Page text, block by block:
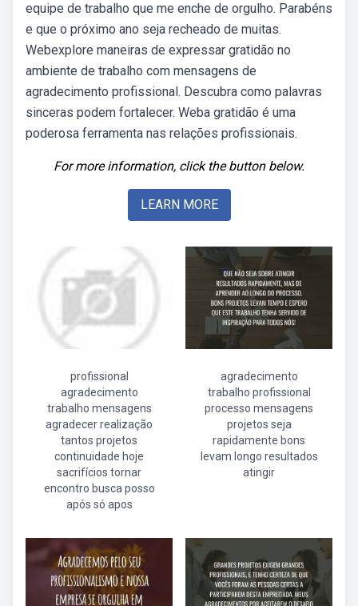
equipe de trabalho que me enche de orgulho. Parabéns
e que o próximo ano seja recheado de muitas.
Webexplore maneiras de expressar gratidão no
ambiente de trabalho com mensagens de
agradecimento profissional. Descubra como palavras
sinceras podem fortalecer. Weba gratidão é uma
poderosa ferramenta nas relações profissionais.
For more information, click the button below.
LEARN MORE
profissional
agradecimento
trabalho mensagens
agradecer realização
tantos projetos
continuidade hoje
sacrifícios tornar
encontro busca posso
após só apos
agradecimento
trabalho profissional
processo mensagens
projetos seja
rapidamente bons
levam longo resultados
atingir